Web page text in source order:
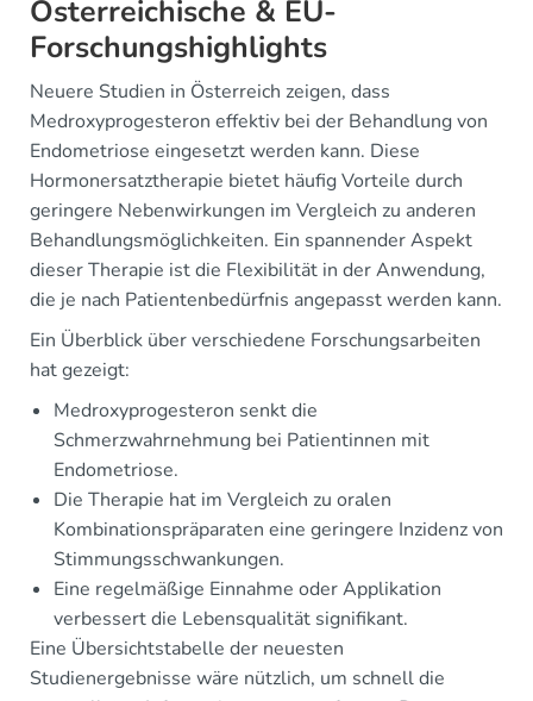
Österreichische & EU-
Forschungshighlights
Neuere Studien in Österreich zeigen, dass
Medroxyprogesteron effektiv bei der Behandlung von
Endometriose eingesetzt werden kann. Diese
Hormonersatztherapie bietet häufig Vorteile durch
geringere Nebenwirkungen im Vergleich zu anderen
Behandlungsmöglichkeiten. Ein spannender Aspekt
dieser Therapie ist die Flexibilität in der Anwendung,
die je nach Patientenbedürfnis angepasst werden kann.
Ein Überblick über verschiedene Forschungsarbeiten
hat gezeigt:
Medroxyprogesteron senkt die
Schmerzwahrnehmung bei Patientinnen mit
Endometriose.
Die Therapie hat im Vergleich zu oralen
Kombinationspräparaten eine geringere Inzidenz von
Stimmungsschwankungen.
Eine regelmäßige Einnahme oder Applikation
verbessert die Lebensqualität signifikant.
Eine Übersichtstabelle der neuesten
Studienergebnisse wäre nützlich, um schnell die